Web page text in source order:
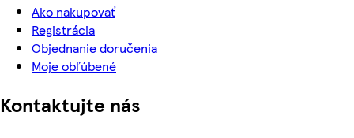
Ako nakupovať
Registrácia
Objednanie doručenia
Moje obľúbené
Kontaktujte nás